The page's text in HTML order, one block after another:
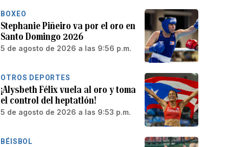
BOXEO
Stephanie Piñeiro va por el oro en
Santo Domingo 2026
5 de agosto de 2026 a las 9:56 p.m.
OTROS DEPORTES
¡Alysbeth Félix vuela al oro y toma
el control del heptatlón!
5 de agosto de 2026 a las 9:53 p.m.
BÉISBOL